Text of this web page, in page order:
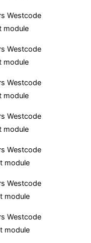
Westcode
module
Westcode
module
Westcode
module
Westcode
module
Westcode
module
Westcode
module
Westcode
module